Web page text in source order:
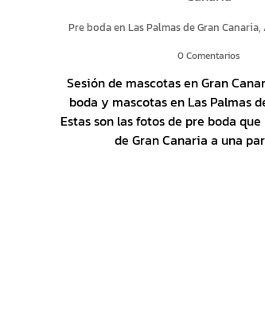
Pre boda en Las Palmas de Gran
0 Comentarios
Sesión de mascotas en Gran
boda y mascotas en Las Palmas
Estas son las fotos de pre boda
de Gran Canaria a una